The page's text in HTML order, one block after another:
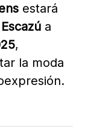
estará
a
,
la moda